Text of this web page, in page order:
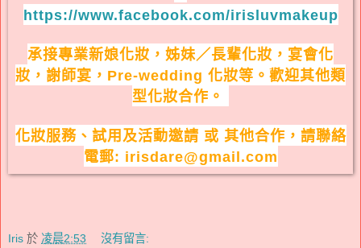
https://www.facebook.com/irisluvmakeup
承接專業新娘化妝，姊妹／長輩化妝，宴會化
妝，謝師宴，Pre-wedding 化妝等。歡迎其他類
型化妝合作。
化妝服務、試用及活動邀請 或 其他合作，請聯絡
電郵: irisdare@gmail.com
Iris 於 凌晨2:53 沒有留言: